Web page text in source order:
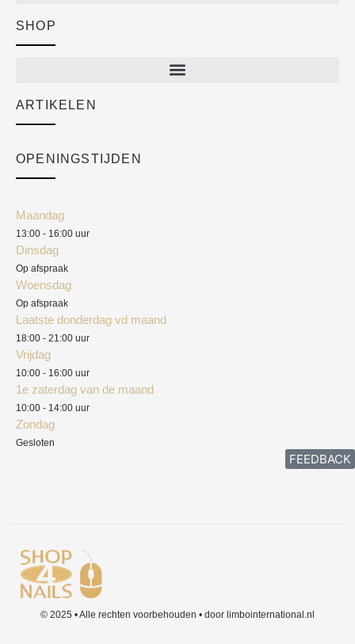
Academy
SHOP
ARTIKELEN
OPENINGSTIJDEN
Maandag
13:00 - 16:00 uur
Dinsdag
Op afspraak
Woensdag
Op afspraak
Laatste donderdag vd maand
18:00 - 21:00 uur
Vrijdag
10:00 - 16:00 uur
1e zaterdag van de maand
10:00 - 14:00 uur
Zondag
Gesloten
© 2025 • Alle rechten voorbehouden • door limbointernational.nl
FEEDBACK